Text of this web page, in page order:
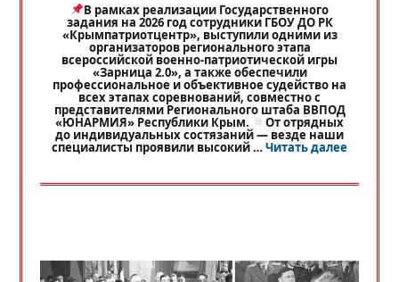
В рамках реализации Государственного
задания на 2026 год сотрудники ГБОУ ДО РК
«Крымпатриотцентр», выступили одними из
организаторов регионального этапа
всероссийской военно-патриотической игры
«Зарница 2.0», а также обеспечили
профессиональное и объективное судейство на
всех этапах соревнований, совместно с
представителями Регионального штаба ВВПОД
«ЮНАРМИЯ» Республики Крым. От отрядных
до индивидуальных состязаний — везде наши
специалисты проявили высокий …Читать далее«